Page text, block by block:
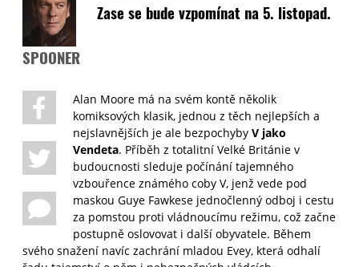
SPOONER
Zase se bude vzpomínat na 5. listopad.
Alan Moore má na svém kontě několik
komiksových klasik, jednou z těch nejlepších a
nejslavnějších je ale bezpochyby V jako
Vendeta. Příběh z totalitní Velké Británie v
budoucnosti sleduje počínání tajemného
vzbouřence známého coby V, jenž vede pod
maskou Guye Fawkese jednočlenný odboj i cestu
za pomstou proti vládnoucímu režimu, což začne
postupně oslovovat i další obyvatele. Během
svého snažení navíc zachrání mladou Evey, která odhalí